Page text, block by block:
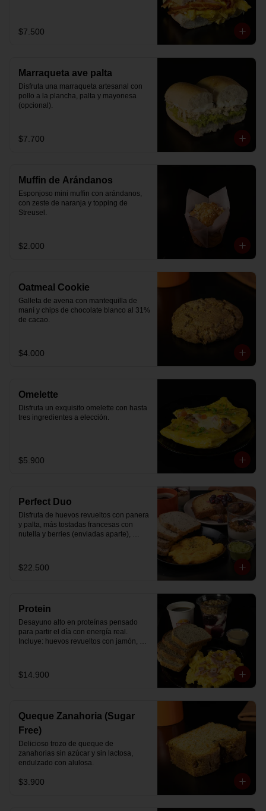
$7.500
Marraqueta ave palta
Disfruta una marraqueta artesanal con
pollo a la plancha, palta y mayonesa
(opcional).
$7.700
Muffin de Arándanos
Esponjoso mini muffin con arándanos,
con zeste de naranja y topping de
Streusel.
$2.000
Oatmeal Cookie
Galleta de avena con mantequilla de
maní y chips de chocolate blanco al 31%
de cacao.
$4.000
Omelette
Disfruta un exquisito omelette con hasta
tres ingredientes a elección.
$5.900
Perfect Duo
Disfruta de huevos revueltos con panera
y palta, más tostadas francesas con
nutella y berries (enviadas aparte),
mermelada de arándanos y granola
hecha en casa.
$22.500
Protein
Desayuno alto en proteínas pensado
para partir el día con energía real.
Incluye: huevos revueltos con jamón,
mermelada de arándanos y granola
receta exclusiva The Breakfast, porción
$14.900
Queque Zanahoria (Sugar
Free)
Delicioso trozo de queque de
zanahorias sin azúcar y sin lactosa,
endulzado con alulosa.
$3.900